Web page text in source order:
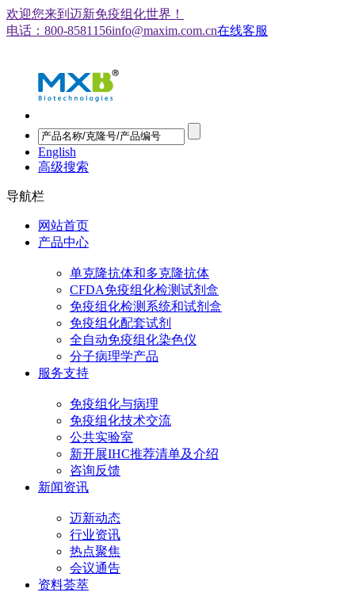
欢迎您来到迈新免疫组化世界！
电话：800-8581156info@maxim.com.cn在线客服
English
高级搜索
导航栏
网站首页
产品中心
单克隆抗体和多克隆抗体
CFDA免疫组化检测试剂盒
免疫组化检测系统和试剂盒
免疫组化配套试剂
全自动免疫组化染色仪
分子病理学产品
服务支持
免疫组化与病理
免疫组化技术交流
公共实验室
新开展IHC推荐清单及介绍
咨询反馈
新闻资讯
迈新动态
行业资讯
热点聚焦
会议通告
资料荟萃